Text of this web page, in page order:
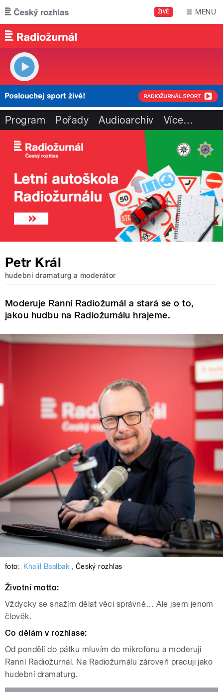
Přejít k hlavnímu obsahu
ŽIVĚ MENU
Program Pořady Audioarchiv Více…
Petr Král
hudební dramaturg a moderátor
Moderuje Ranní Radiožurnál a stará se o to,
jakou hudbu na Radiožurnálu hrajeme.
foto: Khalil Baalbaki, Český rozhlas
Životní motto:
Vždycky se snažím dělat věci správně… Ale jsem jenom
člověk.
Co dělám v rozhlase:
Od pondělí do pátku mluvím do mikrofonu a moderuji
Ranní Radiožurnál. Na Radiožurnálu zároveň pracuji jako
hudební dramaturg.